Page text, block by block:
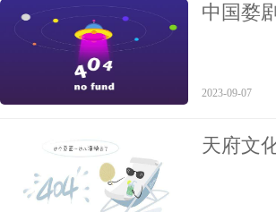
中国婺
2023-09-07
天府文